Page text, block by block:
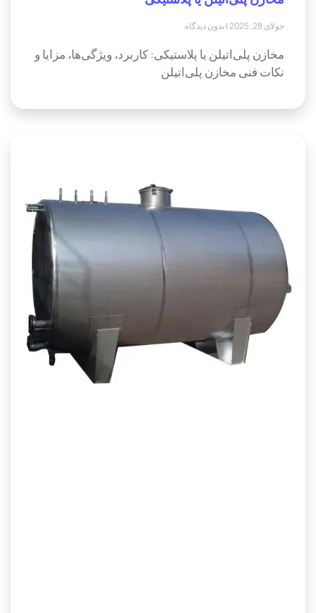
جولای 28, 2025 بدون دیدگاه
مخازن پلی‌اتیلن یا پلاستیکی: کاربرد، ویژگی‌ها، مزایا و
نکات فنی مخازن پلی‌اتیلن